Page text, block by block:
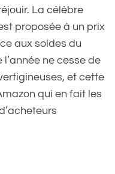
La célèbre
proposée à un prix
aux soldes du
ne cesse de
et cette
qui en fait les